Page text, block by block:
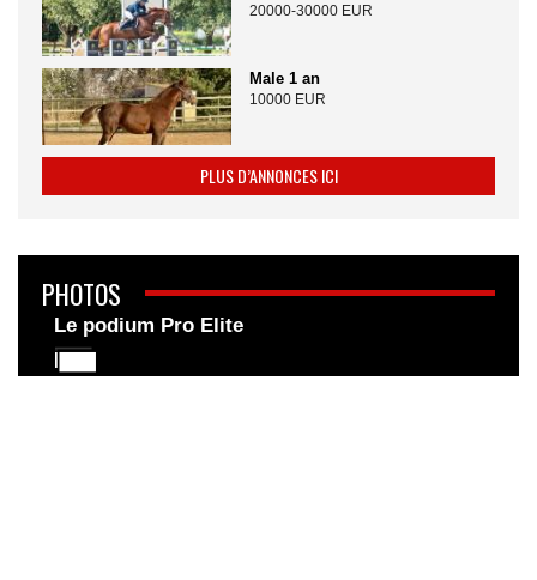
20000-30000 EUR
Male 1 an
10000 EUR
PLUS D’ANNONCES ICI
PHOTOS
Le podium Pro Elite